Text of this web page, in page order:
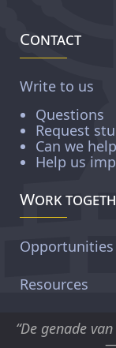
Contact
Write to us
Questions
Request
Can we
Help us
Work
Opportunities
Resources
“De genade